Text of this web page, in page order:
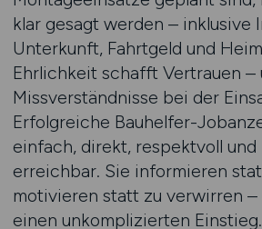
klar gesagt werden – inklusive
Unterkunft, Fahrtgeld und
Ehrlichkeit schafft Vertrauen –
Missverständnisse bei der
Erfolgreiche Bauhelfer-
einfach, direkt, respektvoll und
erreichbar. Sie informieren
motivieren statt zu verwirren
einen unkomplizierten